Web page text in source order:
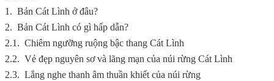
1. Bản Cát Lình ở đâu?
2. Bản Cát Lình có gì hấp dẫn?
2.1. Chiêm ngưỡng ruộng bậc thang Cát Lình
2.2. Vẻ đẹp nguyên sơ và lãng mạn của núi rừng Cát Lình
2.3. Lắng nghe thanh âm thuần khiết của núi rừng